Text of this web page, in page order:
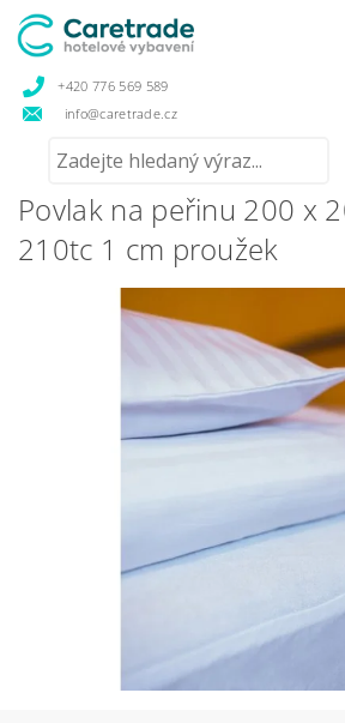
+420 776 569 589
info@caretrade.cz
Povlak na peřinu 200 x
210tc 1 cm proužek